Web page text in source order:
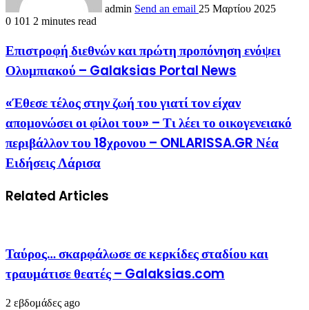
admin Send an email 25 Μαρτίου 2025
0 101 2 minutes read
Επιστροφή διεθνών και πρώτη προπόνηση ενόψει
Ολυμπιακού – Galaksias Portal News
«Έθεσε τέλος στην ζωή του γιατί τον είχαν
απομονώσει οι φίλοι του» – Τι λέει το οικογενειακό
περιβάλλον του 18χρονου – ONLARISSA.GR Νέα
Ειδήσεις Λάρισα
Related Articles
Ταύρος… σκαρφάλωσε σε κερκίδες σταδίου και
τραυμάτισε θεατές – Galaksias.com
2 εβδομάδες ago